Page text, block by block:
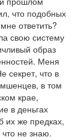
что подобных
ответить?
свою систему
образ
Меня
секрет, что в
в том
крае,
в деньгах
их же предках,
не знаю.